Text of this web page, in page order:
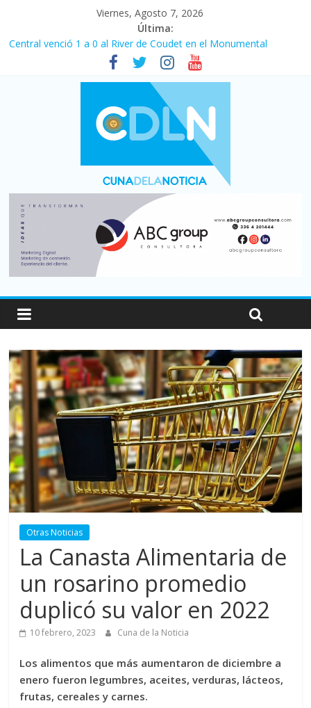
Viernes, Agosto 7, 2026
Última:
Central venció 1 a 0 al River de Coudet en el Monumental
La morosidad alcanzó su nivel más alto en dos décadas y ya
afecta a 400 mil deudores en Santa Fe
Desde que asumió Milei cerraron 41.000 kioscos: el sector
denuncia crisis como en 2001
Vacaciones de invierno con más movimiento y consumo
turístico: 4,6 millones de personas viajaron por el país, un 5,9%
Fuerte caída de la venta de autos usados en julio: bajó un 12,6%
Otras Noticias
La Canasta Alimentaria de
un rosarino promedio
duplicó su valor en 2022
10 febrero, 2023 Cuna de la Noticia
Los alimentos que más aumentaron de diciembre a
enero fueron legumbres, aceites, verduras, lácteos,
frutas, cereales y carnes.